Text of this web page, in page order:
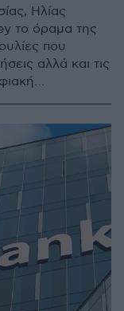
Ηλίας
το όραμα της
που
αλλά και τις